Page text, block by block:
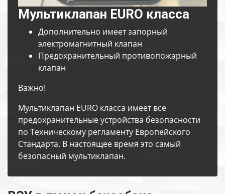
Мультиклапан EURO класса
Дополнительно имеет запорный
электромагнитный клапан
Предохранительный противопожарный
клапан
Важно!
Мультиклапан EURO класса имеет все
предохранительные устройства безопасности
по Техническому регламенту Европейского
Стандарта. В настоящее время это самый
безопасный мультиклапан.